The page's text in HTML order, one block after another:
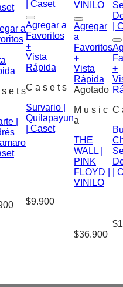
a
e t s
|
Agregar a
Favoritos
+
Vista
Rápida
C a s e t s
Survario |
Quilapayun
| Caset
$9.900
Agregar
a
Favoritos
+
Vista
Rápida
Agotado
M u s i c
a
THE
WALL |
PINK
FLOYD |
VINILO
$36.900
+
C
|
$